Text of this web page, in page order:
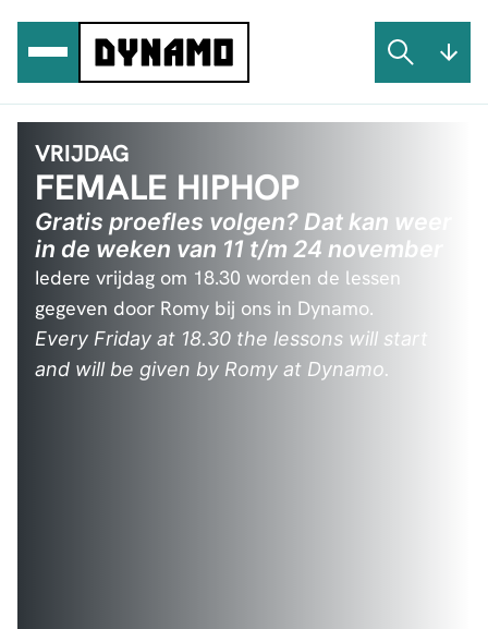
inhoud
VRIJDAG
FEMALE HIPHOP
Gratis proefles volgen? Dat kan weer
in de weken van 11 t/m 24 november
Iedere vrijdag om 18.30 worden de lessen
gegeven door Romy bij ons in Dynamo.
Every Friday at 18.30 the lessons will start
and will be given by Romy at Dynamo.